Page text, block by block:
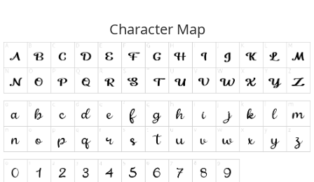
Character Map